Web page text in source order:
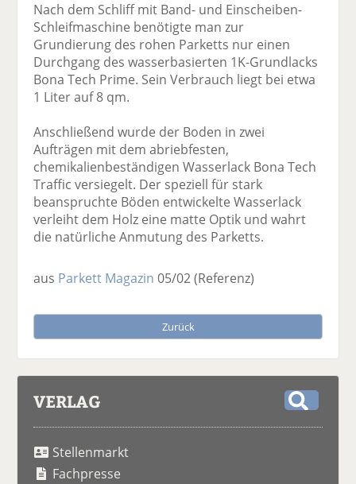
Nach dem Schliff mit Band- und Einscheiben-
Schleifmaschine benötigte man zur
Grundierung des rohen Parketts nur einen
Durchgang des wasserbasierten 1K-Grundlacks
Bona Tech Prime. Sein Verbrauch liegt bei etwa
1 Liter auf 8 qm.
Anschließend wurde der Boden in zwei
Aufträgen mit dem abriebfesten,
chemikalienbeständigen Wasserlack Bona Tech
Traffic versiegelt. Der speziell für stark
beanspruchte Böden entwickelte Wasserlack
verleiht dem Holz eine matte Optik und wahrt
die natürliche Anmutung des Parketts.
aus Parkett Magazin 05/02(Referenz)
Zurück
VERLAG
Stellenmarkt
Fachpresse